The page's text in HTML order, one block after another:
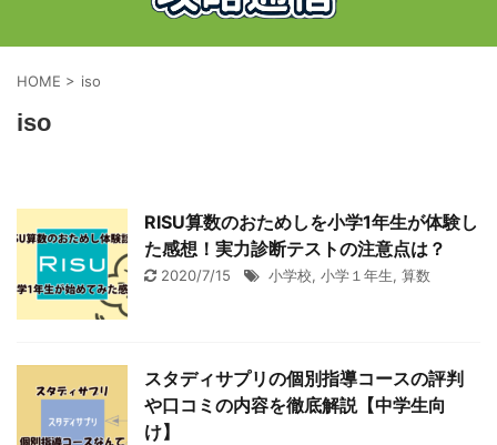
HOME > iso
iso
RISU算数のおためしを小学1年生が体験し
た感想！実力診断テストの注意点は？
2020/7/15 小学校, 小学１年生, 算数
スタディサプリの個別指導コースの評判
や口コミの内容を徹底解説【中学生向
け】